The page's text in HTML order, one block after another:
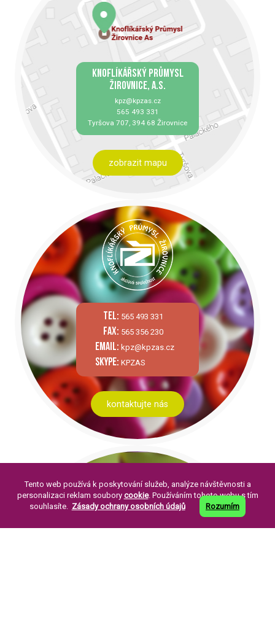
KNOFLÍKÁŘSKÝ PRŮMYSL
ŽIROVNICE, A.S.
kpz@kpzas.cz
565 493 331
Tyršova 707, 394 68 Žirovnice
zobrazit mapu
tel: 565 493 331
fax: 565 356 230
email: kpz@kpzas.cz
skype: KPZAS
kontaktujte nás
Tento web používá k poskytování služeb, analýze návštěvnosti a
personalizaci reklam soubory cookie. Používáním tohoto webu s tím
souhlasíte. Zásady ochrany osobních údajů Rozumím